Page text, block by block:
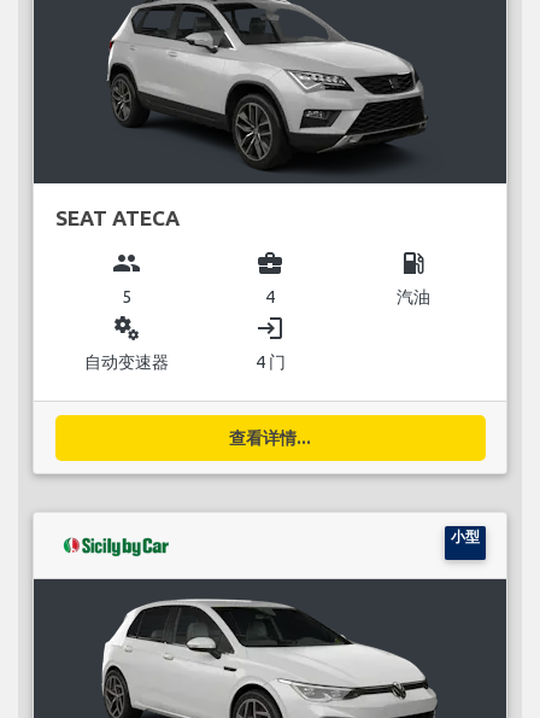
SEAT ATECA
group
5
business_center
4
local_gas_station
汽油
miscellaneous_services
自动变速器
login
4 门
查看详情...
小型